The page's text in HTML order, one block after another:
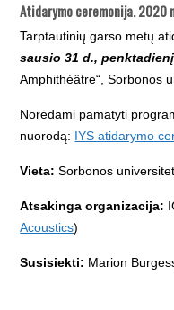
Atidarymo ceremonija.2020
Tarptautinių garso metų
sausio 31 d., penktadienį
Amphithéâtre“, Sorbonos
Norėdami pamatyti
nuorodą: IYS atidarymo
Vieta: Sorbonos
Atsakinga organizacija:
Acoustics)
Susisiekti: Marion